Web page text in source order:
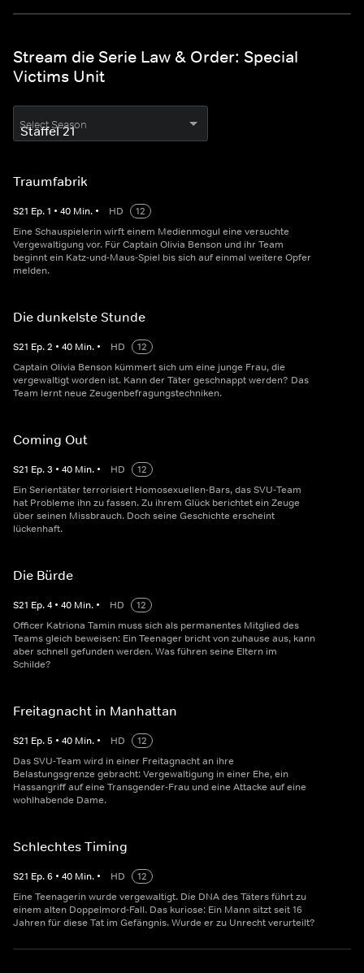
Stream die Serie Law & Order: Special
Victims Unit
Select Season
Traumfabrik
S21 Ep.1 • 40 Min. • HD
12
Eine Schauspielerin wirft einem Medienmogul eine versuchte
Vergewaltigung vor. Für Captain Olivia Benson und ihr Team
beginnt ein Katz-und-Maus-Spiel bis sich auf einmal weitere Opfer
melden.
Die dunkelste Stunde
S21 Ep.2 • 40 Min. • HD
12
Captain Olivia Benson kümmert sich um eine junge Frau, die
vergewaltigt worden ist. Kann der Täter geschnappt werden? Das
Team lernt neue Zeugenbefragungstechniken.
Coming Out
S21 Ep.3 • 40 Min. • HD
12
Ein Serientäter terrorisiert Homosexuellen-Bars, das SVU-Team
hat Probleme ihn zu fassen. Zu ihrem Glück berichtet ein Zeuge
über seinen Missbrauch. Doch seine Geschichte erscheint
lückenhaft.
Die Bürde
S21 Ep.4 • 40 Min. • HD
12
Officer Katriona Tamin muss sich als permanentes Mitglied des
Teams gleich beweisen: Ein Teenager bricht von zuhause aus, kann
aber schnell gefunden werden. Was führen seine Eltern im
Schilde?
Freitagnacht in Manhattan
S21 Ep.5 • 40 Min. • HD
12
Das SVU-Team wird in einer Freitagnacht an ihre
Belastungsgrenze gebracht: Vergewaltigung in einer Ehe, ein
Hassangriff auf eine Transgender-Frau und eine Attacke auf eine
wohlhabende Dame.
Schlechtes Timing
S21 Ep.6 • 40 Min. • HD
12
Eine Teenagerin wurde vergewaltigt. Die DNA des Täters führt zu
einem alten Doppelmord-Fall. Das kuriose: Ein Mann sitzt seit 16
Jahren für diese Tat im Gefängnis. Wurde er zu Unrecht verurteilt?